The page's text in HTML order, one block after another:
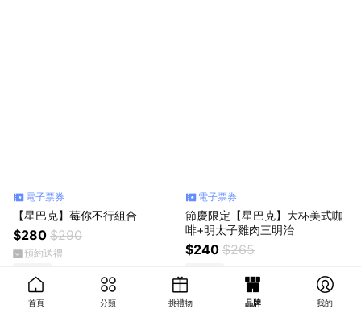
電子票券
【星巴克】莓你不行組合
$280 $290
預約送禮
電子票券
節慶限定【星巴克】大杯美式咖
啡+明太子雞肉三明治
$240 $265
首頁 分類 挑禮物 品牌 我的